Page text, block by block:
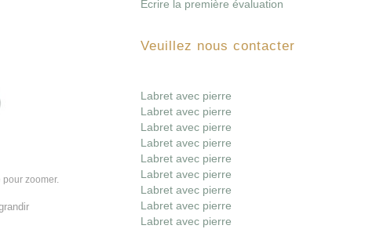
zoomer.
Écrire la première évaluation
Veuillez nous contacter
Labret avec pierre
Labret avec pierre
Labret avec pierre
Labret avec pierre
Labret avec pierre
Labret avec pierre
Labret avec pierre
Labret avec pierre
Labret avec pierre